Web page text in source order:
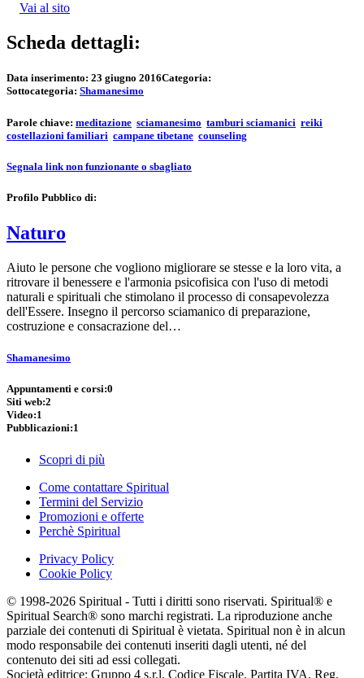
Vai al sito
Scheda dettagli:
Data inserimento: 23 giugno 2016Categoria:
Sottocategoria: Shamanesimo
Parole chiave: meditazione sciamanesimo tamburi sciamanici reiki
costellazioni familiari campane tibetane counseling
Segnala link non funzionante o sbagliato
Profilo Pubblico di:
Naturo
Aiuto le persone che vogliono migliorare se stesse e la loro vita, a
ritrovare il benessere e l'armonia psicofisica con l'uso di metodi
naturali e spirituali che stimolano il processo di consapevolezza
dell'Essere. Insegno il percorso sciamanico di preparazione,
costruzione e consacrazione del…
Shamanesimo
Appuntamenti e corsi:0
Siti web:2
Video:1
Pubblicazioni:1
Scopri di più
Come contattare Spiritual
Termini del Servizio
Promozioni e offerte
Perchè Spiritual
Privacy Policy
Cookie Policy
© 1998-2026 Spiritual - Tutti i diritti sono riservati. Spiritual® e
Spiritual Search® sono marchi registrati. La riproduzione anche
parziale dei contenuti di Spiritual è vietata. Spiritual non è in alcun
modo responsabile dei contenuti inseriti dagli utenti, né del
contenuto dei siti ad essi collegati.
Società editrice: Gruppo 4 s.r.l. Codice Fiscale, Partita IVA, Reg.